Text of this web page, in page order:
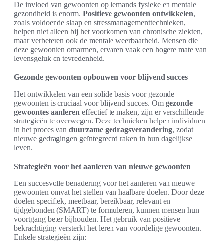
De invloed van gewoonten op iemands fysieke en mentale
gezondheid is enorm. Positieve gewoonten ontwikkelen,
zoals voldoende slaap en stressmanagementtechnieken,
helpen niet alleen bij het voorkomen van chronische ziekten,
maar verbeteren ook de mentale weerbaarheid. Mensen die
deze gewoonten omarmen, ervaren vaak een hogere mate van
levensgeluk en tevredenheid.
Gezonde gewoonten opbouwen voor blijvend succes
Het ontwikkelen van een solide basis voor gezonde
gewoonten is cruciaal voor blijvend succes. Om gezonde
gewoontes aanleren effectief te maken, zijn er verschillende
strategieën te overwegen. Deze technieken helpen individuen
in het proces van duurzame gedragsverandering, zodat
nieuwe gedragingen geïntegreerd raken in hun dagelijkse
leven.
Strategieën voor het aanleren van nieuwe gewoonten
Een succesvolle benadering voor het aanleren van nieuwe
gewoonten omvat het stellen van haalbare doelen. Door deze
doelen specifiek, meetbaar, bereikbaar, relevant en
tijdgebonden (SMART) te formuleren, kunnen mensen hun
voortgang beter bijhouden. Het gebruik van positieve
bekrachtiging versterkt het leren van voordelige gewoonten.
Enkele strategieën zijn: